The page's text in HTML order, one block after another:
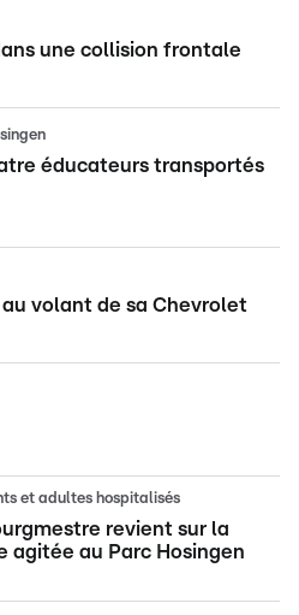
une collision frontale
éducateurs transportés
volant de sa Chevrolet
et adultes hospitalisés
revient sur la
agitée au Parc Hosingen